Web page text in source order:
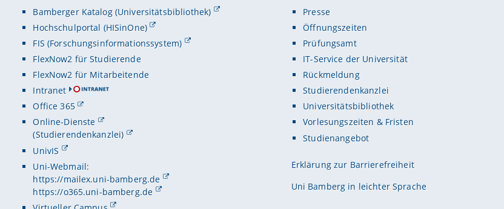
Bamberger Katalog (Universitätsbibliothek)
Hochschulportal (HISinOne)
FIS (Forschungsinformationssystem)
FlexNow2 für Studierende
FlexNow2 für Mitarbeitende
Intranet
Office 365
Online-Dienste
(Studierendenkanzlei)
UnivIS
Uni-Webmail:
https://mailex.uni-bamberg.de
https://o365.uni-bamberg.de
Presse
Öffnungszeiten
Prüfungsamt
IT-Service der Universität
Rückmeldung
Studierendenkanzlei
Universitätsbibliothek
Vorlesungszeiten & Fristen
Studienangebot
Erklärung zur Barrierefreiheit
Uni Bamberg in leichter Sprache